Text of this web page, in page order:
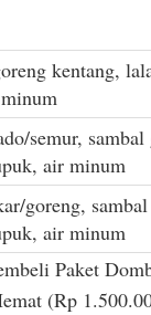
kentang,
semur, sambal
air minum
goreng,
air minum
Paket
(Rp